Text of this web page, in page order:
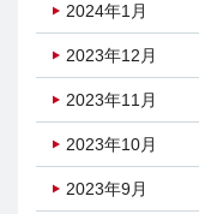
2024年1月
2023年12月
2023年11月
2023年10月
2023年9月